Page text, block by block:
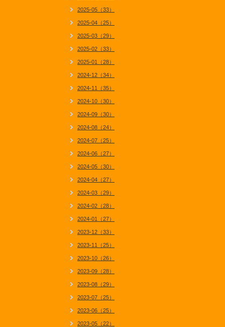
2025-05（33）
2025-04（25）
2025-03（29）
2025-02（33）
2025-01（28）
2024-12（34）
2024-11（35）
2024-10（30）
2024-09（30）
2024-08（24）
2024-07（25）
2024-06（27）
2024-05（30）
2024-04（27）
2024-03（29）
2024-02（28）
2024-01（27）
2023-12（33）
2023-11（25）
2023-10（26）
2023-09（28）
2023-08（29）
2023-07（25）
2023-06（25）
2023-05（22）